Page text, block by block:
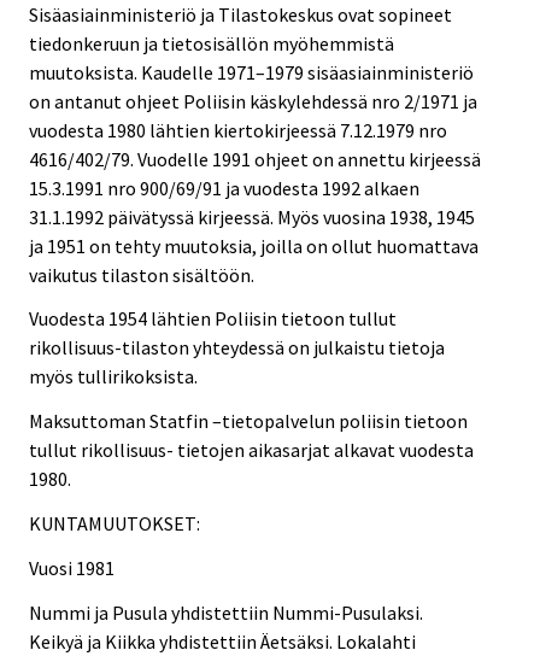
Sisäasiainministeriö ja Tilastokeskus ovat sopineet
tiedonkeruun ja tietosisällön myöhemmistä
muutoksista. Kaudelle 1971–1979 sisäasiainministeriö
on antanut ohjeet Poliisin käskylehdessä nro 2/1971 ja
vuodesta 1980 lähtien kiertokirjeessä 7.12.1979 nro
4616/402/79. Vuodelle 1991 ohjeet on annettu kirjeessä
15.3.1991 nro 900/69/91 ja vuodesta 1992 alkaen
31.1.1992 päivätyssä kirjeessä. Myös vuosina 1938, 1945
ja 1951 on tehty muutoksia, joilla on ollut huomattava
vaikutus tilaston sisältöön.
Vuodesta 1954 lähtien Poliisin tietoon tullut
rikollisuus-tilaston yhteydessä on julkaistu tietoja
myös tullirikoksista.
Maksuttoman Statfin –tietopalvelun poliisin tietoon
tullut rikollisuus- tietojen aikasarjat alkavat vuodesta
1980.
KUNTAMUUTOKSET:
Vuosi 1981
Nummi ja Pusula yhdistettiin Nummi-Pusulaksi.
Keikyä ja Kiikka yhdistettiin Äetsäksi. Lokalahti